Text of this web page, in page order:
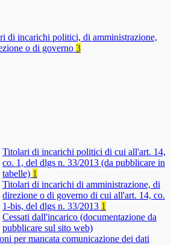
di incarichi politici, di amministrazione,
o di governo 3
Titolari di incarichi politici di cui all'art. 14,
co. 1, del dlgs n. 33/2013 (da pubblicare in
tabelle) 1
Titolari di incarichi di amministrazione, di
direzione o di governo di cui all'art. 14, co.
1-bis, del dlgs n. 33/2013 1
Cessati dall'incarico (documentazione da
pubblicare sul sito web)
per mancata comunicazione dei dati